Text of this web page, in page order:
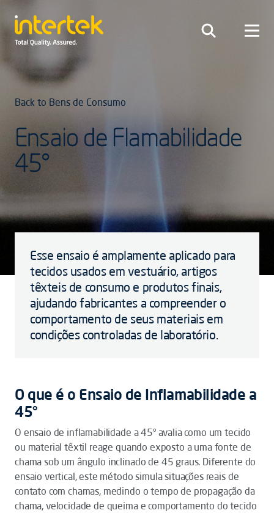
Back to Bens de Consumo
Ensaio de Flamabilidade
45°
Esse ensaio é amplamente aplicado para
tecidos usados em vestuário, artigos
têxteis de consumo e produtos finais,
ajudando fabricantes a compreender o
comportamento de seus materiais em
condições controladas de laboratório.
O que é o Ensaio de Inflamabilidade a
45°
O ensaio de inflamabilidade a 45° avalia como um tecido
ou material têxtil reage quando exposto a uma fonte de
chama sob um ângulo inclinado de 45 graus. Diferente do
ensaio vertical, este método simula situações reais de
contato com chamas, medindo o tempo de propagação da
chama, velocidade de queima e comportamento do tecido